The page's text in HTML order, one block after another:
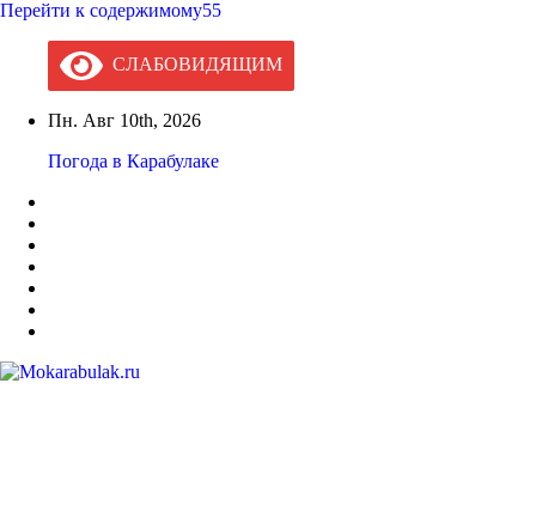
Перейти к содержимому55
СЛАБОВИДЯЩИМ
Пн. Авг 10th, 2026
Погода в Карабулаке